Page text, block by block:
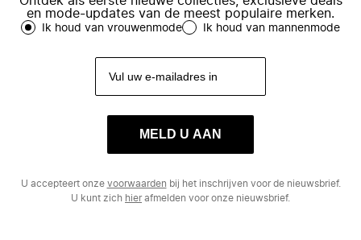
en mode-updates van de meest populaire merken.
Ik houd van vrouwenmode Ik houd van mannenmode
MELD U AAN
U accepteert onze voorwaarden bij het inschrijven voor de nieuwsbrief.
U kunt zich hierafmelden voor onze nieuwsbrief.